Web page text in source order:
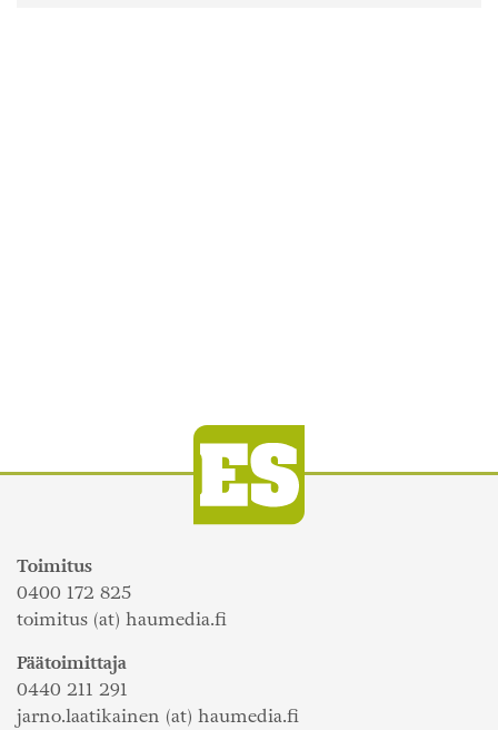
Toimitus
0400 172 825
toimitus (at) haumedia.fi
Päätoimittaja
0440 211 291
jarno.laatikainen (at) haumedia.fi